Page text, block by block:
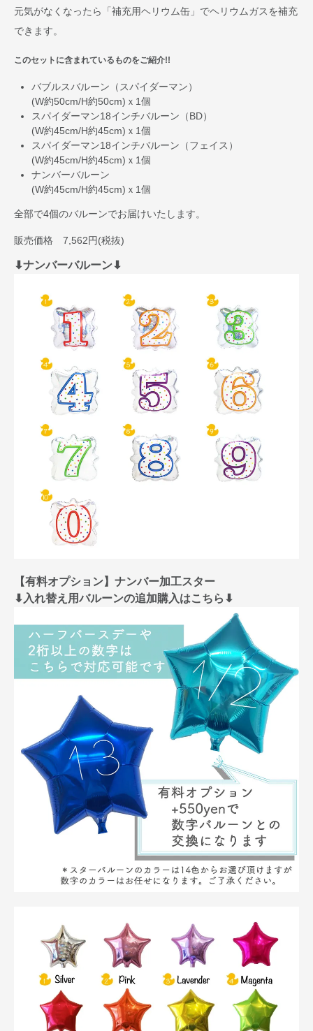
元気がなくなったら「補充用ヘリウム缶」でヘリウムガスを補充
できます。
このセットに含まれているものをご紹介!!
バブルスバルーン（スパイダーマン）
(W約50cm/H約50cm)ｘ1個
スパイダーマン18インチバルーン（BD）
(W約45cm/H約45cm)ｘ1個
スパイダーマン18インチバルーン（フェイス）
(W約45cm/H約45cm)ｘ1個
ナンバーバルーン
(W約45cm/H約45cm)ｘ1個
全部で4個のバルーンでお届けいたします。
販売価格 7,562円(税抜)
⬇︎ナンバーバルーン⬇︎
【有料オプション】ナンバー加工スター
⬇︎入れ替え用バルーンの追加購入はこちら⬇︎